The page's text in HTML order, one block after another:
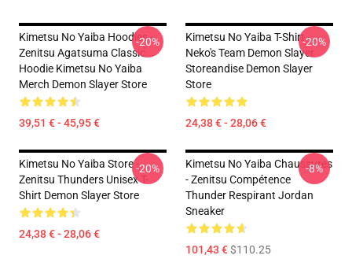
Kimetsu No Yaiba Hoodies -
Zenitsu Agatsuma Classic
Hoodie Kimetsu No Yaiba
Merch Demon Slayer Store
39,51 € - 45,95 €
-20%
Kimetsu No Yaiba T-Shirt -
Neko's Team Demon Slayer
Storeandise Demon Slayer
Store
24,38 € - 28,06 €
-20%
Kimetsu No Yaiba Store -
Zenitsu Thunders Unisex T-
Shirt Demon Slayer Store
24,38 € - 28,06 €
-20%
Kimetsu No Yaiba Chaussures
- Zenitsu Compétence
Thunder Respirant Jordan
Sneaker
101,43 €$110.25
-8%